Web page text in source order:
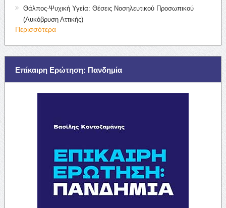
Θάλπος-Ψυχική Υγεία: Θέσεις Νοσηλευτικού Προσωπικού
(Λυκόβρυση Αττικής)
Περισσότερα
Επίκαιρη Ερώτηση: Πανδημία